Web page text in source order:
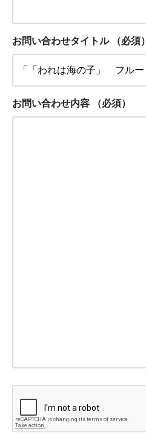
お問い合わせタイトル （必須）
お問い合わせ内容 （必須）